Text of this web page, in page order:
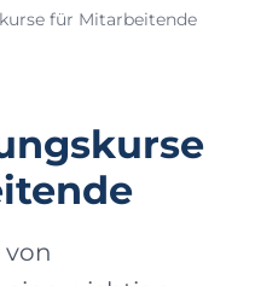
für Mitarbeitende